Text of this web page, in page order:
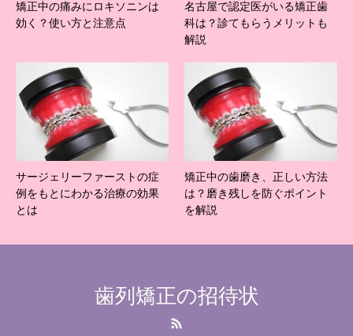
矯正中の痛みにロキソニンは
効く？使い方と注意点
名古屋で認定医がいる矯正歯
科は？診てもらうメリットも
解説
サージェリーファーストの症
例をもとにわかる治療の効果
とは
矯正中の歯磨き、正しい方法
は？磨き残しを防ぐポイント
を解説
歯列矯正の招待状